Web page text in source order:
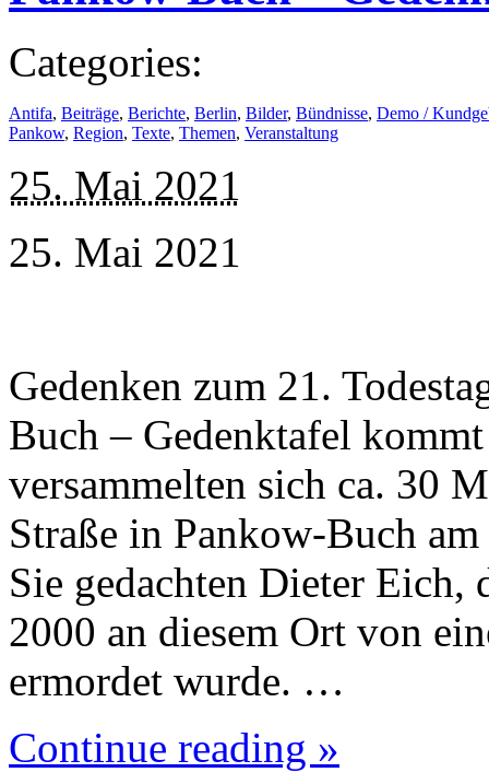
Categories:
Antifa, Beiträge, Berichte, Berlin, Bilder, Bündnisse, Demo /
Pankow, Region, Texte, Themen, Veranstaltung
25. Mai 2021
25. Mai 2021
Gedenken zum 21.
Buch – Gedenktafel
versammelten sich ca. 30
Straße in Pankow-Buch
Sie gedachten Dieter
2000 an diesem Ort von
ermordet wurde. …
Continue reading »